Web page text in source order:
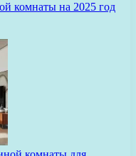
комнаты на 2025 год